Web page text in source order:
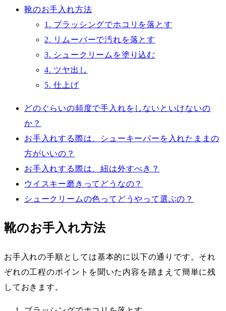
靴のお手入れ方法
1. ブラッシングでホコリを落とす
2. リムーバーで汚れを落とす
3. シュークリームを塗り込む
4. ツヤ出し
5. 仕上げ
どのぐらいの頻度で手入れをしないといけないの
か？
お手入れする際は、シューキーパーを入れたままの
方がいいの？
お手入れする際は、紐は外すべき？
ウイスキー磨きってどうなの？
シュークリームの色ってどうやって選ぶの？
靴のお手入れ方法
お手入れの手順としては基本的に以下の通りです。それ
ぞれの工程のポイントを聞いた内容を踏まえて簡単に残
しておきます。